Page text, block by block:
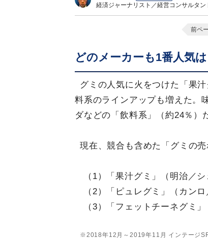
経済ジャーナリスト／経営コンサルタン
前ペ
どのメーカーも1番人気は
グミの人気に火をつけた「果
料系のラインアップも増えた。
ダなどの「飲料系」（約24％）
現在、競合も含めた「グミの
（1）「果汁グミ」（明治／シ
（2）「ピュレグミ」（カンロ
（3）「フェットチーネグミ
※2018年12月～2019年11月 インテージ